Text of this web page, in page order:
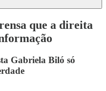
que a direita
Gabriela Biló só